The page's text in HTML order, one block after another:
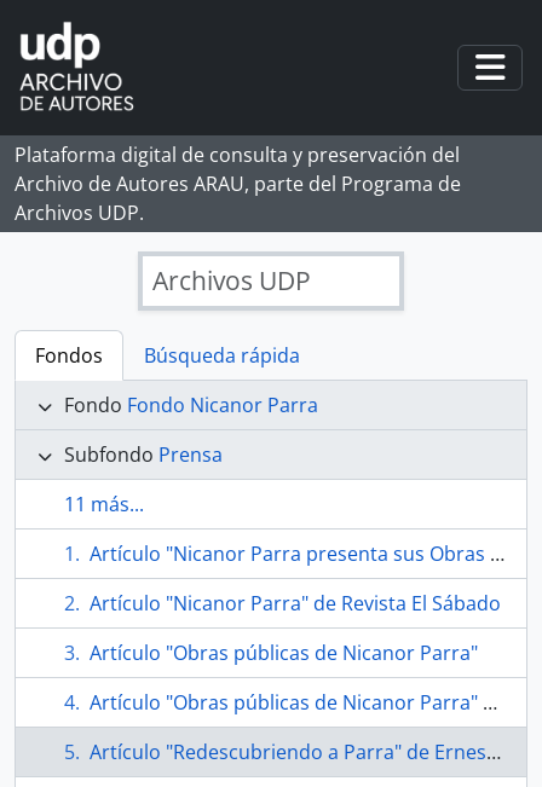
Skip to main content
Plataforma digital de consulta y preservación del
Archivo de Autores ARAU, parte del Programa de
Archivos UDP.
Archivos UDP
Fondos
Búsqueda rápida
Fondo Fondo Nicanor Parra
Subfondo Prensa
11 más...
Artículo "Nicanor Parra presenta sus Obras Públicas"de sitio web de Banco Edwards
Artículo "Nicanor Parra" de Revista El Sábado
Artículo "Obras públicas de Nicanor Parra"
Artículo "Obras públicas de Nicanor Parra" en Emol
Artículo "Redescubriendo a Parra" de Ernesto Garratt Viñes